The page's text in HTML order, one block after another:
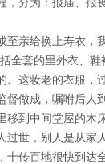
至亲给换上寿衣，
全套的里外衣、鞋
。这妆老的衣服，
做成，嘱咐后人
移到中间堂屋的木
过世，别人是从家
传百地很快到达